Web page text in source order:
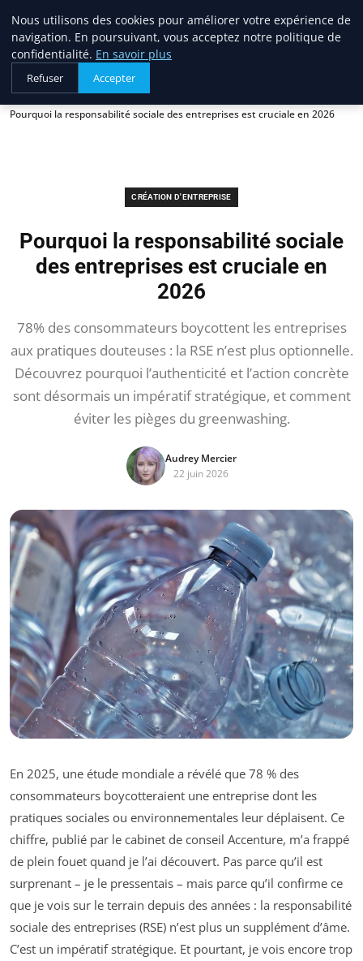
Blogue Sc
Pourquoi la responsabilité sociale des entreprises est cruciale en 2026
CRÉATION D'ENTREPRISE
Pourquoi la responsabilité sociale
des entreprises est cruciale en
2026
78% des consommateurs boycottent les entreprises
aux pratiques douteuses : la RSE n’est plus optionnelle.
Découvrez pourquoi l’authenticité et l’action concrète
sont désormais un impératif stratégique, et comment
éviter les pièges du greenwashing.
Audrey Mercier
22 juin 2026
En 2025, une étude mondiale a révélé que 78 % des
consommateurs boycotteraient une entreprise dont les
pratiques sociales ou environnementales leur déplaisent. Ce
chiffre, publié par le cabinet de conseil Accenture, m’a frappé
de plein fouet quand je l’ai découvert. Pas parce qu’il est
surprenant – je le pressentais – mais parce qu’il confirme ce
que je vois sur le terrain depuis des années : la responsabilité
sociale des entreprises (RSE) n’est plus un supplément d’âme.
C’est un impératif stratégique. Et pourtant, je vois encore trop
Nous utilisons des cookies pour améliorer votre expérience de
navigation. En poursuivant, vous acceptez notre politique de
confidentialité. En savoir plus
Refuser Accepter